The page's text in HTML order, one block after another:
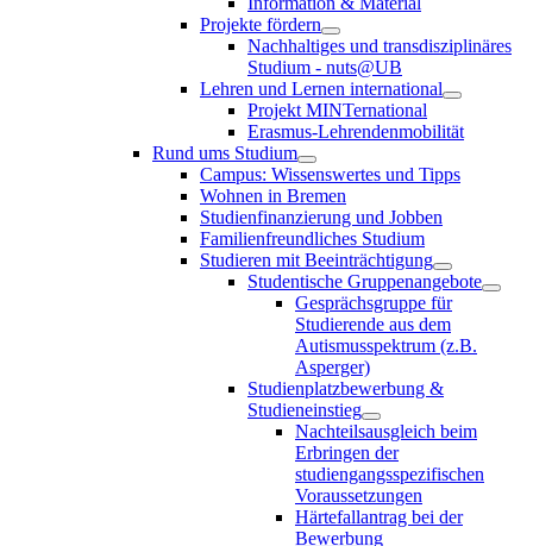
Projekte fördern
Nachhaltiges und transdisziplinäres
Studium - nuts@UB
Lehren und Lernen international
Projekt MINTernational
Erasmus-Lehrendenmobilität
Rund ums Studium
Campus: Wissenswertes und Tipps
Wohnen in Bremen
Studienfinanzierung und Jobben
Familienfreundliches Studium
Studieren mit Beeinträchtigung
Studentische Gruppenangebote
Gesprächsgruppe für
Studierende aus dem
Autismusspektrum (z.B.
Asperger)
Studienplatzbewerbung &
Studieneinstieg
Nachteilsausgleich beim
Erbringen der
studiengangsspezifischen
Voraussetzungen
Härtefallantrag bei der
Bewerbung